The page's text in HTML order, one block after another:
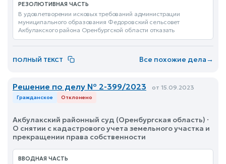
РЕЗОЛЮТИВНАЯ ЧАСТЬ
В удовлетворении исковых требований администрации
муниципального образования Федоровский сельсовет
Акбулакского района Оренбургской области отказать
ПОЛНЫЙ ТЕКСТ Все похожие дела→
Решение по делу № 2-399/2023 от 15.09.2023
Гражданское Отклонено
Акбулакский районный суд (Оренбургская область) ·
О снятии с кадастрового учета земельного участка и
прекращении права собственности
ВВОДНАЯ ЧАСТЬ